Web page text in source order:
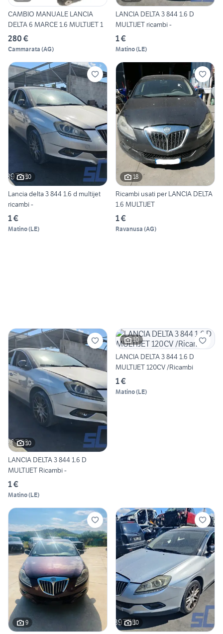
CAMBIO MANUALE LANCIA
DELTA 6 MARCE 1.6 MULTIJET 1
280 €
Cammarata (AG)
LANCIA DELTA 3 844 1.6 D
MULTIJET ricambi -
1 €
Matino(LE)
10
Lancia delta 3 844 1.6 d multijet
ricambi -
1 €
Matino(LE)
18
Ricambi usati per LANCIA DELTA
1.6 MULTIJET
1 €
Ravanusa (AG)
10
LANCIA DELTA 3 844 1.6 D
MULTIJET Ricambi -
1 €
Matino(LE)
10
LANCIA DELTA 3 844 1.6 D
MULTIJET 120CV /Ricambi
1 €
Matino(LE)
9 10